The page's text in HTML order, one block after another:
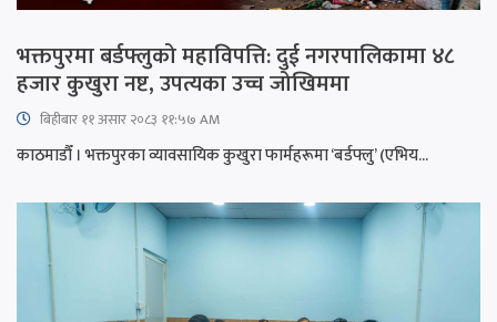
भक्तपुरमा बर्डफ्लुको महाविपत्ति: दुई नगरपालिकामा ४८
हजार कुखुरा नष्ट, उपत्यका उच्च जोखिममा
बिहीबार ११ असार २०८३ ११:५७ AM
काठमाडौँ । भक्तपुरका व्यावसायिक कुखुरा फार्महरूमा ‘बर्डफ्लु’ (एभिय...